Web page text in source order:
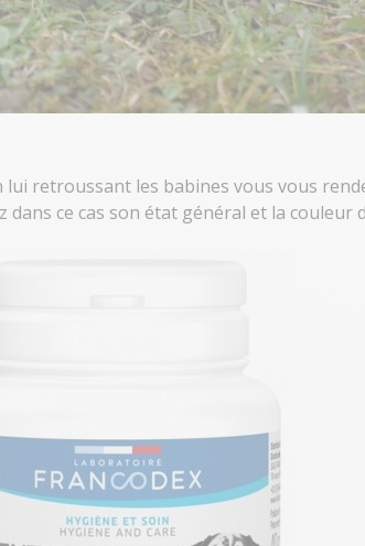
retroussant les babines vous vous
ce cas son état général et la couleur